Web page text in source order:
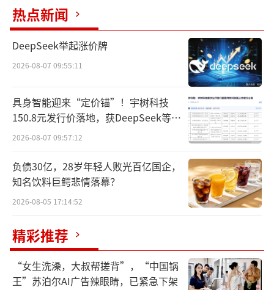
务能力，其目标消费用户并非大众消费者，而
是LVMH的忠诚用户。但在LV箱包、皮具都不太
好卖的当下，一支定价千元的口红生意真的这
么好做吗？这恐怕还需要市场验证。
LV开卖化妆品
近日，LV在南京德基广场揭幕了全球首家
香水美妆精品店，其全新美妆系列La Beauté
同步在品牌官网和官方小程序首发。据了解，
南京德基广场的独立美妆门店是LV在全球范围
auté”美妆新品由全球顶级彩妆师Pat McGrat
h担任创意总监，包含55款口红、10款润唇膏
和8款眼影盘。
热点新闻
DeepSeek举起涨价牌
2026-08-07 09:55:11
具身智能迎来“定价锚”！宇树科技
150.8元发行价落地，获DeepSeek等豪
华战配加持
2026-08-07 09:57:12
负债30亿，28岁年轻人败光百亿国企，
知名饮料巨鳄悲情落幕？
2026-08-05 17:14:52
精彩推荐
“女生洗澡，大叔帮搓背”，“中国锅
王”苏泊尔AI广告辣眼睛，已紧急下架